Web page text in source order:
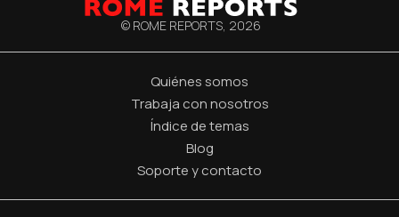
© ROME REPORTS, 2026
Quiénes somos
Trabaja con nosotros
Índice de temas
Blog
Soporte y contacto